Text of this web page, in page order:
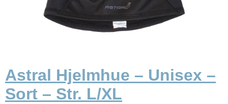
Astral Hjelmhue – Unisex –
Sort – Str. L/XL